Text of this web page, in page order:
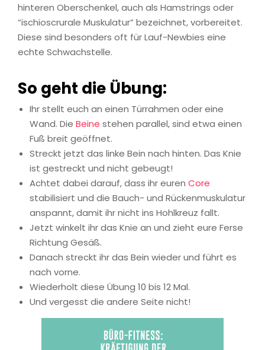
hinteren Oberschenkel, auch als Hamstrings oder
“ischioscrurale Muskulatur” bezeichnet, vorbereitet.
Diese sind besonders oft für Lauf-Newbies eine
echte Schwachstelle.
So geht die Übung:
Ihr stellt euch an einen Türrahmen oder eine
Wand. Die Beine stehen parallel, sind etwa einen
Fuß breit geöffnet.
Streckt jetzt das linke Bein nach hinten. Das Knie
ist gestreckt und nicht gebeugt!
Achtet dabei darauf, dass ihr euren Core
stabilisiert und die Bauch- und Rückenmuskulatur
anspannt, damit ihr nicht ins Hohlkreuz fallt.
Jetzt winkelt ihr das Knie an und zieht eure Ferse
Richtung Gesäß.
Danach streckt ihr das Bein wieder und führt es
nach vorne.
Wiederholt diese Übung 10 bis 12 Mal.
Und vergesst die andere Seite nicht!